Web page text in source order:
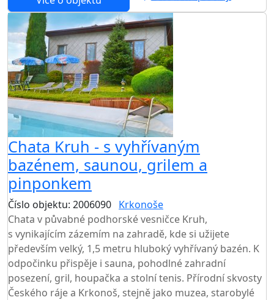
Chata Kruh - s vyhřívaným
bazénem, saunou, grilem a
pinponkem
Číslo objektu: 2006090 Krkonoše
Chata v půvabné podhorské vesničce Kruh,
s vynikajícím zázemím na zahradě, kde si užijete
především velký, 1,5 metru hluboký vyhřívaný bazén. K
odpočinku přispěje i sauna, pohodlné zahradní
posezení, gril, houpačka a stolní tenis. Přírodní skvosty
Českého ráje a Krkonoš, stejně jako muzea, starobylé